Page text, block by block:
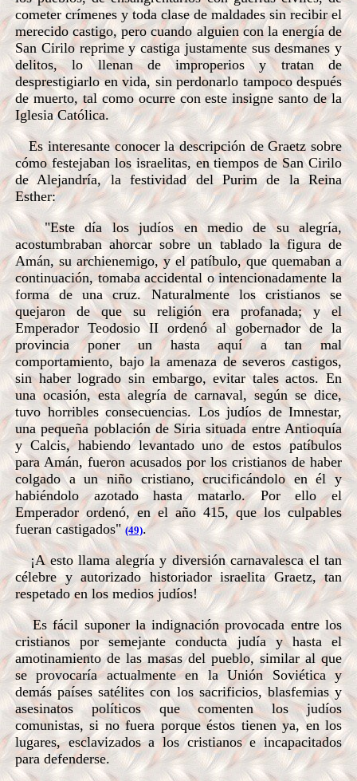
cometer crímenes y toda clase de maldades sin recibir el
merecido castigo, pero cuando alguien con la energía de
San Cirilo reprime y castiga justamente sus desmanes y
delitos, lo llenan de improperios y tratan de
desprestigiarlo en vida, sin perdonarlo tampoco después
de muerto, tal como ocurre con este insigne santo de la
Iglesia Católica.
Es interesante conocer la descripción de Graetz sobre
cómo festejaban los israelitas, en tiempos de San Cirilo
de Alejandría, la festividad del Purim de la Reina
Esther:
"Este día los judíos en medio de su alegría,
acostumbraban ahorcar sobre un tablado la figura de
Amán, su archienemigo, y el patíbulo, que quemaban a
continuación, tomaba accidental o intencionadamente la
forma de una cruz. Naturalmente los cristianos se
quejaron de que su religión era profanada; y el
Emperador Teodosio II ordenó al gobernador de la
provincia poner un hasta aquí a tan mal
comportamiento, bajo la amenaza de severos castigos,
sin haber logrado sin embargo, evitar tales actos. En
una ocasión, esta alegría de carnaval, según se dice,
tuvo horribles consecuencias. Los judíos de Imnestar,
una pequeña población de Siria situada entre Antioquía
y Calcis, habiendo levantado uno de estos patíbulos
para Amán, fueron acusados por los cristianos de haber
colgado a un niño cristiano, crucificándolo en él y
habiéndolo azotado hasta matarlo. Por ello el
Emperador ordenó, en el año 415, que los culpables
fueran castigados"(49).
¡A esto llama alegría y diversión carnavalesca el tan
célebre y autorizado historiador israelita Graetz, tan
respetado en los medios judíos!
Es fácil suponer la indignación provocada entre los
cristianos por semejante conducta judía y hasta el
amotinamiento de las masas del pueblo, similar al que
se provocaría actualmente en la Unión Soviética y
demás países satélites con los sacrificios, blasfemias y
asesinatos políticos que comenten los judíos
comunistas, si no fuera porque éstos tienen ya, en los
lugares, esclavizados a los cristianos e incapacitados
para defenderse.